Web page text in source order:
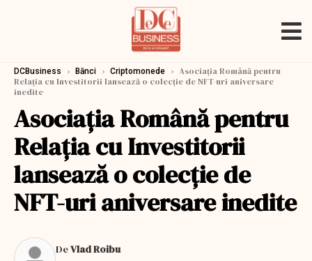
DCBusiness › Bănci › Criptomonede › Asociația Română pentru
Relația cu Investitorii lansează o colecție de NFT-uri aniversare
inedite
Asociația Română pentru
Relația cu Investitorii
lansează o colecție de
NFT-uri aniversare inedite
DeVlad Roibu